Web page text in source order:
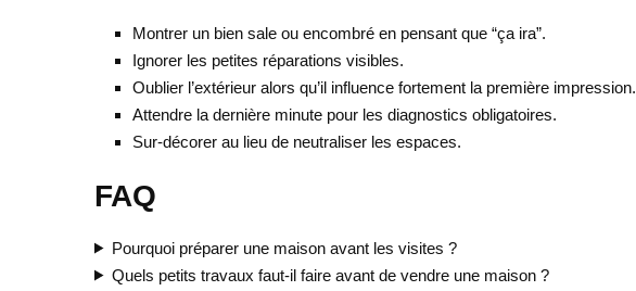
Montrer un bien sale ou encombré en pensant que “ça ira”.
Ignorer les petites réparations visibles.
Oublier l’extérieur alors qu’il influence fortement la première impression.
Attendre la dernière minute pour les diagnostics obligatoires.
Sur-décorer au lieu de neutraliser les espaces.
FAQ
Pourquoi préparer une maison avant les visites ?
Quels petits travaux faut-il faire avant de vendre une maison ?